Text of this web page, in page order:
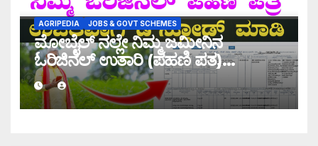
AGRIPEDIA JOBS & GOVT SCHEMES
ಮೋಬೈಲ್ ನಲ್ಲೇ ನಿಮ್ಮ ಜಮೀನಿನ
ಓರಿಜಿನಲ್ ಉತಾರಿ (ಪಹಣಿ ಪತ್ರ)
ಡೌನ್ಲೋಡ್ ಮಾಡಿ